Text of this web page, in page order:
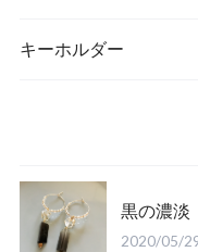
キーホルダー
黒の濃
2020/05/